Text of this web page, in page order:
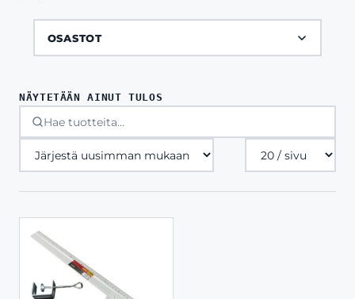
OSASTOT
NÄYTETÄÄN AINUT TULOS
Tuotteita
sivulla